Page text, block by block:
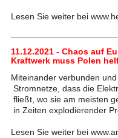
Lesen Sie weiter bei
11.12.2021 - Chaos auf
Kraftwerk muss Polen
Miteinander verbunden
Stromnetze, dass die
fließt, wo sie am meisten
in Zeiten explodierender
Lesen Sie weiter bei